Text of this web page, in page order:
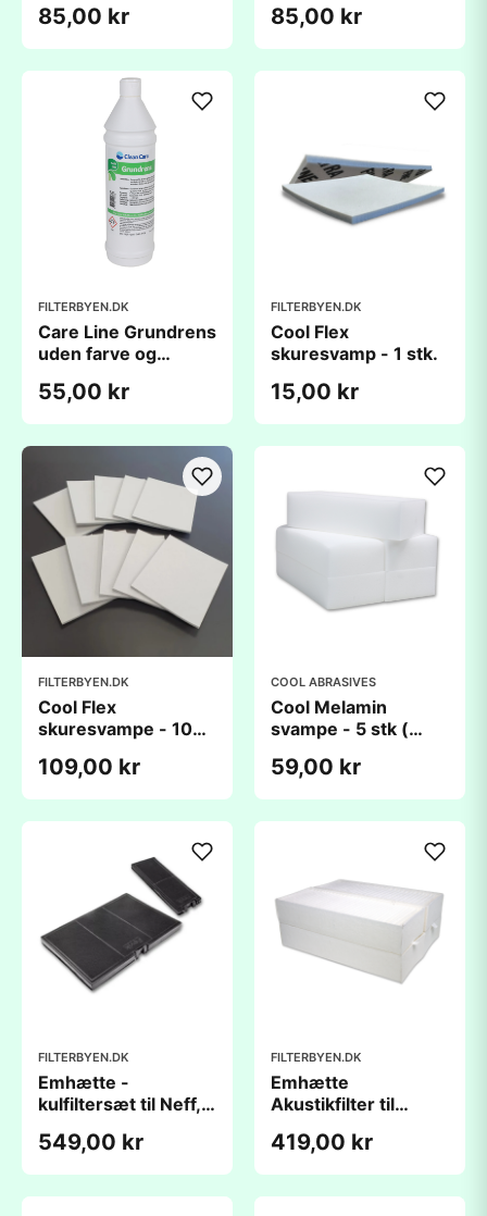
85,00 kr 85,00 kr
FILTERBYEN.DK
Care Line Grundrens
uden farve og
55,00 kr
FILTERBYEN.DK
Cool Flex
skuresvamp - 1 stk.
15,00 kr
FILTERBYEN.DK
Cool Flex
skuresvampe - 10
109,00 kr
COOL ABRASIVES
Cool Melamin
svampe - 5 stk (
59,00 kr
FILTERBYEN.DK
Emhætte -
kulfiltersæt til Neff,
L364xB250xH29mm
/
L259xD90xH23mm
549,00 kr
FILTERBYEN.DK
Emhætte
Akustikfilter til
(4 stk.)
419,00 kr